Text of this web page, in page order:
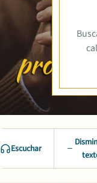
Escuchar